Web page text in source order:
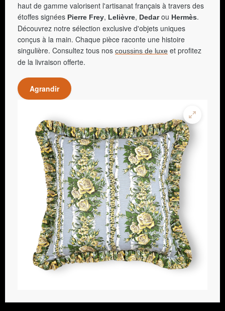
haut de gamme valorisent l'artisanat français à travers des
étoffes signées Pierre Frey, Lelièvre, Dedarou Hermès.
Découvrez notre sélection exclusive d'objets uniques
conçus à la main. Chaque pièce raconte une histoire
singulière. Consultez tous nos coussins de luxe et profitez
de la livraison offerte.
Agrandir